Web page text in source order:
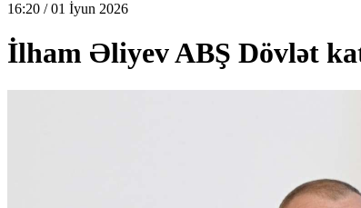
16:20 / 01 İyun 2026
İlham Əliyev ABŞ Dövlət